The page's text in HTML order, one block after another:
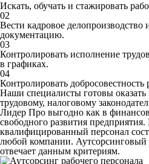
Искать, обучать и стажировать
02
Вести кадровое делопроизводство
документацию.
03
Контролировать исполнение
в графиках.
04
Контролировать добросовестность
Наши специалисты готовы оказать
трудовому, налоговому
Лидер Про выгодно как в
свободного развития
квалифицированный персонал
любой компании. Аутсорсинговый
отвечает данным критериям.